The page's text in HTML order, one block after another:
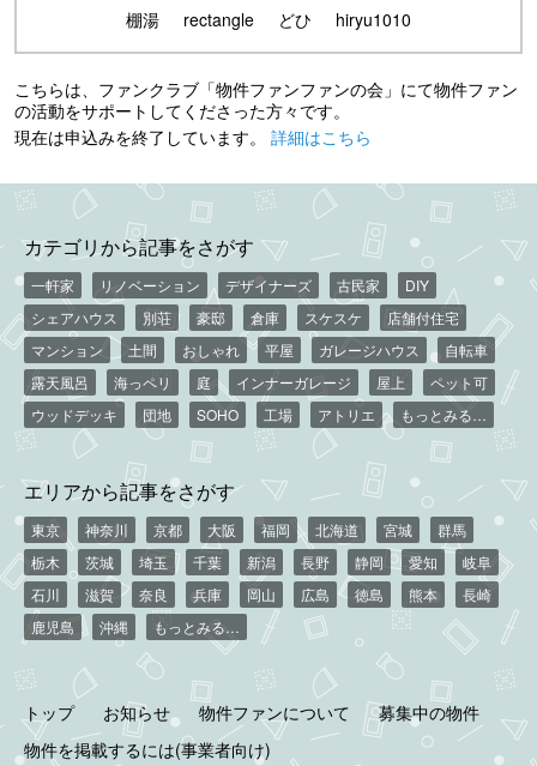
棚湯
rectangle どひ hiryu1010
こちらは、ファンクラブ「物件ファンファンの会」にて物件ファン
の活動をサポートしてくださった方々です。
現在は申込みを終了しています。 詳細はこちら
カテゴリから記事をさがす
一軒家 リノベーション デザイナーズ 古民家
DIY
シェアハウス
別荘 豪邸 倉庫 スケスケ
店舗付住宅
マンション
土間 おしゃれ 平屋 ガレージハウス
自転車
露天風呂
海っペリ 庭 インナーガレージ 屋上
ペット可
ウッドデッキ
団地 SOHO 工場 アトリエ もっとみる…
エリアから記事をさがす
東京 神奈川 京都 大阪 福岡 北海道 宮城
群馬
栃木
茨城 埼玉 千葉 新潟 長野 静岡 愛知
岐阜
石川
滋賀 奈良 兵庫 岡山 広島 徳島 熊本
長崎
鹿児島
沖縄 もっとみる…
トップ お知らせ 物件ファンについて
募集中の物件
物件を掲載するには(事業者向け)